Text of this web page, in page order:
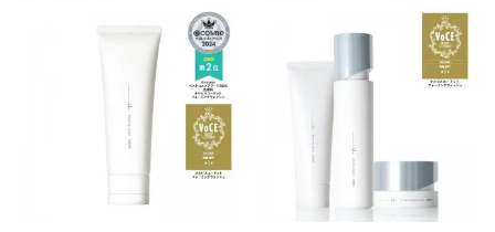
ゴチオネイン）配合＝肌を整え、す
こやかに保つ保湿成分、微生物由来
アミノ酸（エクトイン）配合＝乱れ
た角層にうるおいを与え、肌荒れを
ン、フィトステロールズ、（Ｃ１２
－２０）アルキルグルコシドの組み
合わせが初（2023年4月 Mintel社デ
ータベースによる当社調べ）*2 う
ーストステップのこと*4 細胞間脂
質に類似した構造*5 保湿成分
は、年齢による肌悩み一つ一つを対
処するのではなく、肌で起きている
ことの根本原因に着目。加齢ととも
に現れる年齢サインについて研究を
進めたところ、弾力感のない状態で
ある「ハリのなさ」や、くすみ(*6)
などが現れている状態である「透明
感のなさ」が、大人の肌印象に大き
による肌悩み一つ一つを対処するの
ではなく、肌で起きていることの根
本原因に着目。加齢とともに現れる
年齢サインについて研究を進めたと
リのなさ」や、くすみ(*7)などが現
れている状態である「透明感のな
さ」が、大人の肌印象に大きな影響
を与えていることがわかりました。
そこでオルビスユー ドットシリー